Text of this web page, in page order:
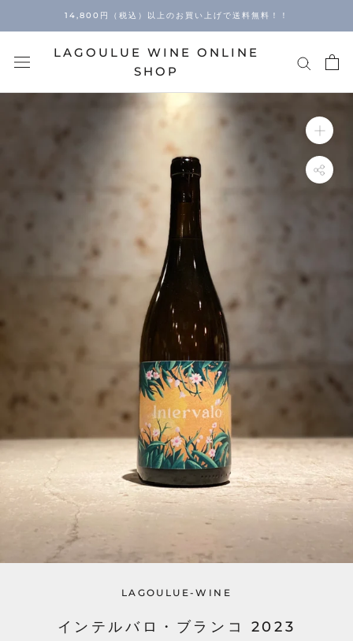
14,800円（税込）以上のお買い上げで送料無料！！
LAGOULUE WINE ONLINE
SHOP
LAGOULUE-WINE
インテルバロ・ブランコ 2023